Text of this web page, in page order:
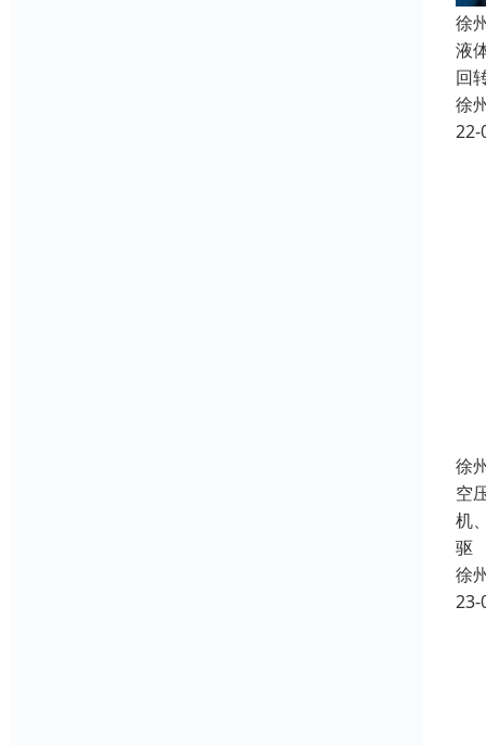
徐
液
回
徐
22-
徐
空
机
驱
徐
23-